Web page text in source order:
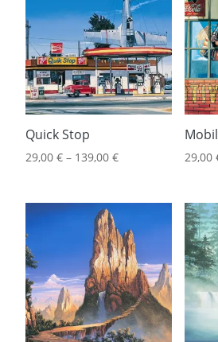
Quick Stop
29,00 € – 139,00 € 29,00